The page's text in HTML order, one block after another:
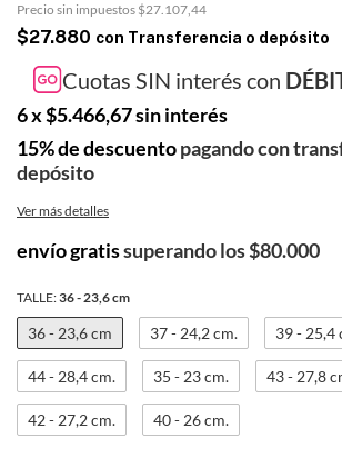
Precio sin impuestos $27.107,44
$27.880 con Transferencia o depósito
Cuotas SIN interés con
6x$5.466,67sin interés
15% de descuentopagando con
depósito
Ver más detalles
envío gratissuperando los$80.000
TALLE:36 - 23,6 cm
36 - 23,6 cm 37 - 24,2 cm. 39 - 25,4
44 - 28,4 cm. 35 - 23 cm. 43 - 27,8
42 - 27,2 cm. 40 - 26 cm.